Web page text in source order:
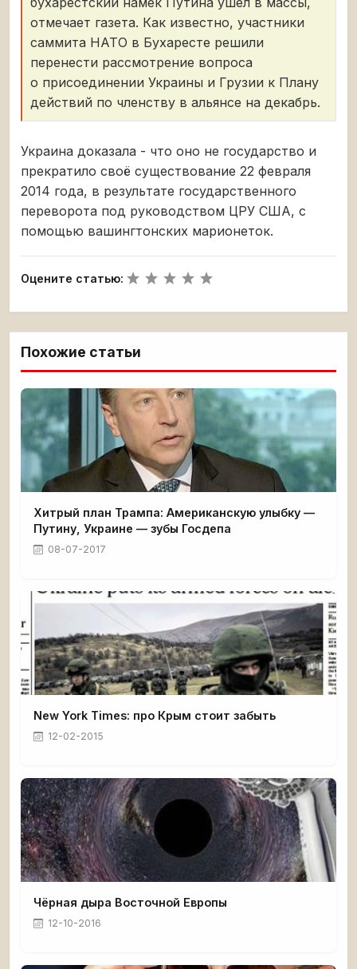
отмечает газета. Как известно, участники
саммита НАТО в Бухаресте решили
перенести рассмотрение вопроса
о присоединении Украины и Грузии к Плану
действий по членству в альянсе на декабрь.
Украина доказала - что оно не государство и
прекратило своё существование 22 февраля
2014 года, в результате государственного
переворота под руководством ЦРУ США, с
помощью вашингтонских марионеток.
Оцените статью:
Похожие статьи
Хитрый план Трампа: Американскую улыбку —
Путину, Украине — зубы Госдепа
08-07-2017
New York Times: про Крым стоит забыть
12-02-2015
Чёрная дыра Восточной Европы
12-10-2016